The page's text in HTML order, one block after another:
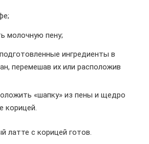
молочную пену;
ингредиенты в
перемешав их или расположив
«шапку» из пены и щедро
корицей.
латте с корицей готов.